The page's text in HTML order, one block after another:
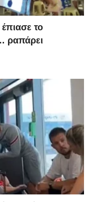
το
ραπάρει